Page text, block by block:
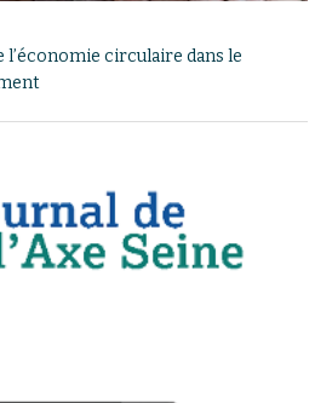
circulaire dans le